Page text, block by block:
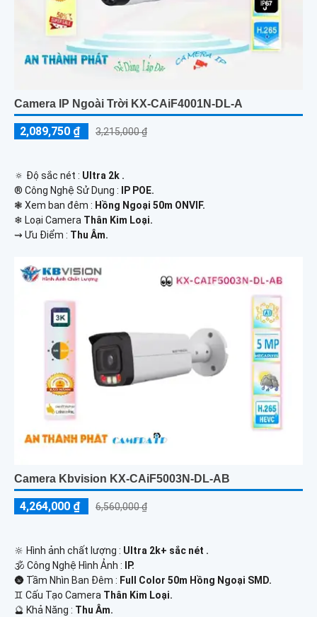
Camera IP Ngoài Trời KX-CAiF4001N-DL-A
2,089,750 ₫ 3,215,000 ₫
🔅 Độ sắc nét : Ultra 2k .
®️ Công Nghệ Sử Dụng :
IP POE.
❃ Xem ban đêm : Hồng Ngoại 50m ONVIF.
❄ Loại Camera Thân Kim Loại.
️⇝ Ưu Điểm : Thu Âm.
Camera Kbvision KX-CAiF5003N-DL-AB
4,264,000 ₫ 6,560,000 ₫
🔆 Hình ảnh chất lượng : Ultra 2k+ sắc nét .
🕉️ Công Nghệ Hình Ảnh :
IP.
🌚 Tầm Nhìn Ban Đêm : Full Color 50m Hồng Ngoại SMD.
♊ Cấu Tạo Camera Thân Kim Loại.
️🔮 Khả Năng : Thu Âm.